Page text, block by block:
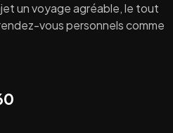
un voyage agréable, le tout
vous personnels comme